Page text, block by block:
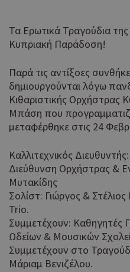
Τα Ερωτικά Τραγούδια
Κυπριακή Παράδοση!
Παρά τις αντίξοες
δημιουργούνται λόγω
Κιθαριστικής Ορχήστρας
Μπάση που
μεταφέρθηκε στις 24
Καλλιτεχνικός
Διεύθυνση Ορχήστρας &
Μυτακίδης
Σολίστ: Γιώργος &
Trio.
Συμμετέχουν: Καθηγητές
Ωδείων & Μουσικών
Συμμετέχουν στο
Μάριαμ Βενιζέλου.